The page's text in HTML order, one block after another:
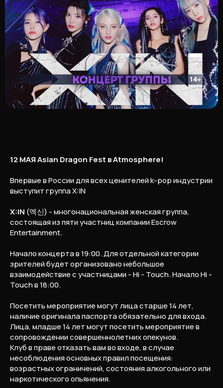
12 МАЯ Asian Dragon Fest в Atmosphere!
Впервые в России для всех ценителей k-pop индустрии
выступит группа X:IN
X:IN (엑신) - многонациональная женская группа,
состоящая из пяти участниц компании Escrow
Entertainment.
Начало концерта в 19:00. Для отдельной категории
зрителей будет организовано небольшое
взаимодействие с участницами - Hi - Touch. Начало Hi -
Touch в 18:00.
Посетить мероприятие могут лица старше 14 лет,
наличие оригинала паспорта обязательно для входа.
Лица, младше 14 лет могут посетить мероприятие в
сопровождении совершеннолетних опекунов.
Клуб в праве отказать вам во входе, в случае
несоблюдения основных правил посещения:
возрастных ограничений, состояния алкогольного или
наркотического опьянения.